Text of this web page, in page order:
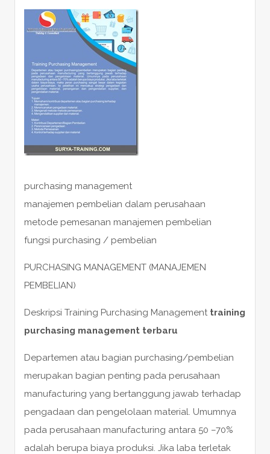
purchasing management
manajemen pembelian dalam perusahaan
metode pemesanan manajemen pembelian
fungsi purchasing / pembelian
PURCHASING MANAGEMENT (MANAJEMEN
PEMBELIAN)
Deskripsi Training Purchasing Management training
purchasing management terbaru
Departemen atau bagian purchasing/pembelian
merupakan bagian penting pada perusahaan
manufacturing yang bertanggung jawab terhadap
pengadaan dan pengelolaan material. Umumnya
pada perusahaan manufacturing antara 50 –70%
adalah berupa biaya produksi. Jika laba terletak